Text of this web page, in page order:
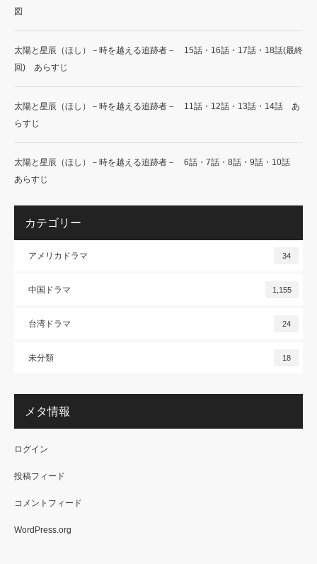
図
太陽と星辰（ほし）－時を越える追跡者－ 15話・16話・17話・18話(最終
回) あらすじ
太陽と星辰（ほし）－時を越える追跡者－ 11話・12話・13話・14話 あ
らすじ
太陽と星辰（ほし）－時を越える追跡者－ 6話・7話・8話・9話・10話
あらすじ
カテゴリー
アメリカドラマ 34
中国ドラマ 1,155
台湾ドラマ 24
未分類 18
メタ情報
ログイン
投稿フィード
コメントフィード
WordPress.org